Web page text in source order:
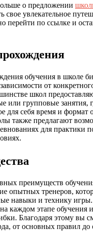
о предложении
свое увлекательное
перейти по ссылке и
обучения в школе
от
школ
или групповые занятия,
для себя время и формат
также предлагают
для практики
преимуществ
опытных тренеров,
навыки и технику
на каждом этапе обучения
Благодаря этому вы
от основных правил до